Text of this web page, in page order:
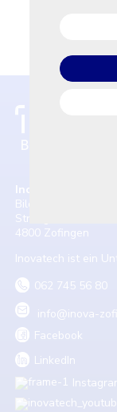
Inovatech
Bildungszentrum
4800 Zofingen
Inovatech ist ein
062 745 56 80
info@inova-
Facebook
LinkedIn